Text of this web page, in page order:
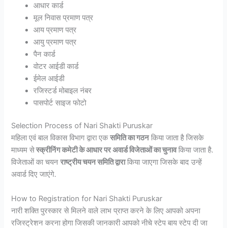
आधार कार्ड
मूल निवास प्रमाण पत्र
आय प्रमाण पत्र
आयु प्रमाण पत्र
पैन कार्ड
वोटर आईडी कार्ड
ईमेल आईडी
रजिस्टर्ड मोबाइल नंबर
पासपोर्ट साइज फोटो
Selection Process of Nari Shakti Puruskar
महिला एवं बाल विकास विभाग द्वारा एकसमिति का गठनकिया जाता है जिसके
माध्यम सेस्क्रीनिंग कमेटी के आधार पर अवार्ड विजेताओं का चुनावकिया जाता है.
विजेताओं का चयनराष्ट्रीय चयन समिति द्वाराकिया जाएगा जिसके बाद उन्हें
अवार्ड दिए जाएंगे.
How to Registration for Nari Shakti Puruskar
नारी शक्ति पुरस्कार से मिलने वाले लाभ प्राप्त करने के लिए आपको अपना
रजिस्ट्रेशन करना होगा जिसकी जानकारी आपको नीचे स्टेप बाय स्टेप दी जा